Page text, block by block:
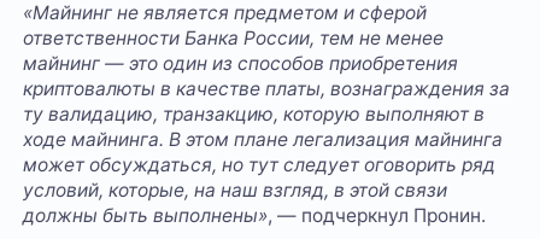
«Майнинг не является предметом и сферой
ответственности Банка России, тем не менее
майнинг — это один из способов приобретения
криптовалюты в качестве платы, вознаграждения за
ту валидацию, транзакцию, которую выполняют в
ходе майнинга. В этом плане легализация майнинга
может обсуждаться, но тут следует оговорить ряд
условий, которые, на наш взгляд, в этой связи
должны быть выполнены», — подчеркнул Пронин.